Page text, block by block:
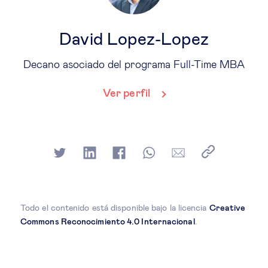
David Lopez-Lopez
Decano asociado del programa Full-Time MBA
Ver perfil
Todo el contenido está disponible bajo la licencia Creative
Commons Reconocimiento 4.0 Internacional .